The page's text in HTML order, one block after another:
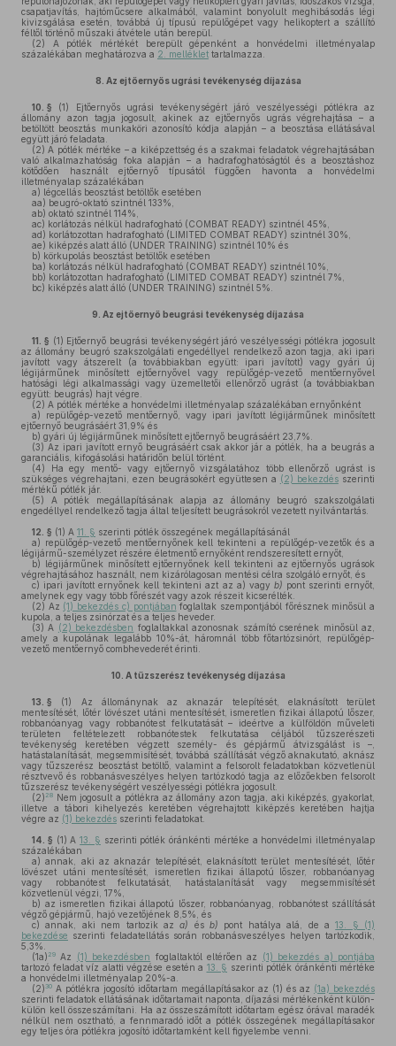
csapatjavítás, hajtóműcsere alkalmából, valamint bonyolult meghibásodás légi
kivizsgálása esetén, továbbá új típusú repülőgépet vagy helikoptert a szállító
féltől történő műszaki átvétele után berepül.
(2) A pótlék mértékét berepült gépenként a honvédelmi illetményalap
százalékában meghatározva a 2. melléklet tartalmazza.
8. Az ejtőernyős ugrási tevékenység díjazása
10. § (1)
Ejtőernyős ugrási tevékenységért járó veszélyességi pótlékra az
állomány azon tagja jogosult, akinek az ejtőernyős ugrás végrehajtása – a
betöltött beosztás munkaköri azonosító kódja alapján – a beosztása ellátásával
együtt járó feladata.
(2) A pótlék mértéke – a kiképzettség és a szakmai feladatok végrehajtásában
való alkalmazhatóság foka alapján – a hadrafoghatóságtól és a beosztáshoz
kötődően használt ejtőernyő típusától függően havonta a honvédelmi
illetményalap százalékában
a) légcellás beosztást betöltők esetében
aa) beugró-oktató szintnél 133%,
ab) oktató szintnél 114%,
ac) korlátozás nélkül hadrafogható (COMBAT READY) szintnél 45%,
ad) korlátozottan hadrafogható (LIMITED COMBAT READY) szintnél 30%,
ae) kiképzés alatt álló (UNDER TRAINING) szintnél 10% és
b) körkupolás beosztást betöltők esetében
ba) korlátozás nélkül hadrafogható (COMBAT READY) szintnél 10%,
bb) korlátozottan hadrafogható (LIMITED COMBAT READY) szintnél 7%,
bc) kiképzés alatt álló (UNDER TRAINING) szintnél 5%.
9. Az ejtőernyő beugrási tevékenység díjazása
11. § (1) Ejtőernyő beugrási tevékenységért járó veszélyességi pótlékra jogosult
az állomány beugró szakszolgálati engedéllyel rendelkező azon tagja, aki ipari
javított vagy átszerelt (a továbbiakban együtt: ipari javított) vagy gyári új
légijárműnek minősített ejtőernyővel vagy repülőgép-vezető mentőernyővel
hatósági légi alkalmassági vagy üzemeltetői ellenőrző ugrást (a továbbiakban
együtt: beugrás) hajt végre.
(2) A pótlék mértéke a honvédelmi illetményalap százalékában ernyőnként
a) repülőgép-vezető mentőernyő, vagy ipari javított légijárműnek minősített
ejtőernyő beugrásáért 31,9% és
b) gyári új légijárműnek minősített ejtőernyő beugrásáért 23,7%.
(3) Az ipari javított ernyő beugrásáért csak akkor jár a pótlék, ha a beugrás a
garanciális, kifogásolási határidőn belül történt.
(4) Ha egy mentő- vagy ejtőernyő vizsgálatához több ellenőrző ugrást is
szükséges végrehajtani, ezen beugrásokért együttesen a (2) bekezdésszerinti
mértékű pótlék jár.
(5) A pótlék megállapításának alapja az állomány beugró szakszolgálati
engedéllyel rendelkező tagja által teljesített beugrásokról vezetett nyilvántartás.
12. § (1) A 11. § szerinti pótlék összegének megállapításánál
a) repülőgép-vezető mentőernyőnek kell tekinteni a repülőgép-vezetők és a
légijármű-személyzet részére életmentő ernyőként rendszeresített ernyőt,
b) légijárműnek minősített ejtőernyőnek kell tekinteni az ejtőernyős ugrások
végrehajtásához használt, nem kizárólagosan mentési célra szolgáló ernyőt, és
c) ipari javított ernyőnek kell tekinteni azt az a) vagy b) pont szerinti ernyőt,
amelynek egy vagy több főrészét vagy azok részeit kicserélték.
(2) Az (1) bekezdés c) pontjában foglaltak szempontjából főrésznek minősül a
kupola, a teljes zsinórzat és a teljes heveder.
(3) A (2) bekezdésben foglaltakkal azonosnak számító cserének minősül az,
amely a kupolának legalább 10%-át, háromnál több főtartózsinórt, repülőgép-
vezető mentőernyő combhevederét érinti.
10. A tűzszerész tevékenység díjazása
13. § (1)
Az állománynak az aknazár telepítését, elaknásított terület
mentesítését, lőtér lövészet utáni mentesítését, ismeretlen fizikai állapotú lőszer,
robbanóanyag vagy robbanótest felkutatását – ideértve a külföldön műveleti
területen feltételezett robbanótestek felkutatása céljából tűzszerészeti
tevékenység keretében végzett személy- és gépjármű átvizsgálást is –,
hatástalanítását, megsemmisítését, továbbá szállítását végző aknakutató, aknász
vagy tűzszerész beosztást betöltő, valamint a felsorolt feladatokban közvetlenül
résztvevő és robbanásveszélyes helyen tartózkodó tagja az előzőekben felsorolt
tűzszerész tevékenységért veszélyességi pótlékra jogosult.
(2) 28 Nem jogosult a pótlékra az állomány azon tagja, aki kiképzés, gyakorlat,
illetve a tábori kihelyezés keretében végrehajtott kiképzés keretében hajtja
végre az (1) bekezdés szerinti feladatokat.
14. § (1) A13. § szerinti pótlék óránkénti mértéke a honvédelmi illetményalap
százalékában
a) annak, aki az aknazár telepítését, elaknásított terület mentesítését, lőtér
lövészet utáni mentesítését, ismeretlen fizikai állapotú lőszer, robbanóanyag
vagy robbanótest felkutatását, hatástalanítását vagy megsemmisítését
közvetlenül végzi, 17%,
b) az ismeretlen fizikai állapotú lőszer, robbanóanyag, robbanótest szállítását
végző gépjármű, hajó vezetőjének 8,5%, és
c) annak, aki nem tartozik aza) és b) pont hatálya alá, de a13. § (1)
bekezdése szerinti feladatellátás során robbanásveszélyes helyen tartózkodik,
5,3%.
(1a) 29 Az (1) bekezdésben foglaltaktól eltérően az (1) bekezdés a) pontjába
tartozó feladat víz alatti végzése esetén a 13. § szerinti pótlék óránkénti mértéke
a honvédelmi illetményalap 20%-a.
(2) 30 A pótlékra jogosító időtartam megállapításakor az (1) és az (1a) bekezdés
szerinti feladatok ellátásának időtartamait naponta, díjazási mértékenként külön-
külön kell összeszámítani. Ha az összeszámított időtartam egész órával maradék
nélkül nem osztható, a fennmaradó időt a pótlék összegének megállapításakor
egy teljes óra pótlékra jogosító időtartamként kell figyelembe venni.